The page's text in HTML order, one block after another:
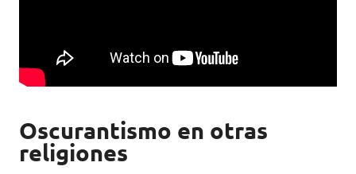
Oscurantismo en otras
religiones